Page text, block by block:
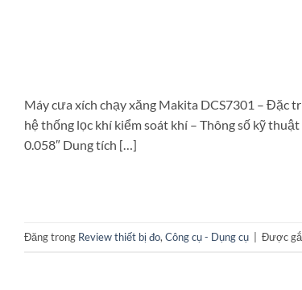
Máy cưa xích chạy xăng Makita DCS7301 – Đặc
hệ thống lọc khí kiểm soát khí – Thông số kỹ
0.058″ Dung tích […]
Đăng trong Review thiết bị đo, Công cụ - Dụng cụ Được